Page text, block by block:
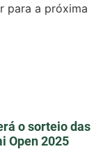
para a próxima
o sorteio das
Open 2025